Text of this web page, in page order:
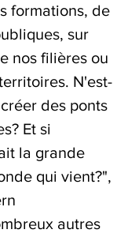
formations, de
sur
nos filières ou
N'est-
des ponts
Et si
la grande
qui vient?",
autres